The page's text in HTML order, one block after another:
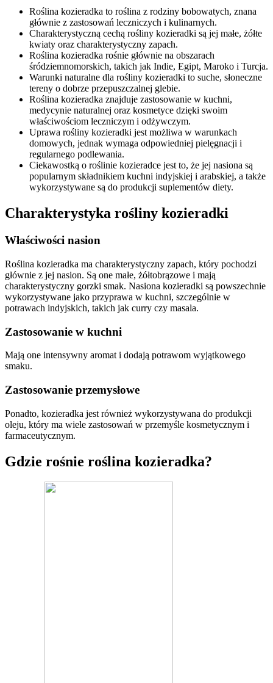
Roślina kozieradka to roślina z rodziny bobowatych, znana
głównie z zastosowań leczniczych i kulinarnych.
Charakterystyczną cechą rośliny kozieradki są jej małe, żółte
kwiaty oraz charakterystyczny zapach.
Roślina kozieradka rośnie głównie na obszarach
śródziemnomorskich, takich jak Indie, Egipt, Maroko i Turcja.
Warunki naturalne dla rośliny kozieradki to suche, słoneczne
tereny o dobrze przepuszczalnej glebie.
Roślina kozieradka znajduje zastosowanie w kuchni,
medycynie naturalnej oraz kosmetyce dzięki swoim
właściwościom leczniczym i odżywczym.
Uprawa rośliny kozieradki jest możliwa w warunkach
domowych, jednak wymaga odpowiedniej pielęgnacji i
regularnego podlewania.
Ciekawostką o roślinie kozieradce jest to, że jej nasiona są
popularnym składnikiem kuchni indyjskiej i arabskiej, a także
wykorzystywane są do produkcji suplementów diety.
Charakterystyka rośliny kozieradki
Właściwości nasion
Roślina kozieradka ma charakterystyczny zapach, który pochodzi
głównie z jej nasion. Są one małe, żółtobrązowe i mają
charakterystyczny gorzki smak. Nasiona kozieradki są powszechnie
wykorzystywane jako przyprawa w kuchni, szczególnie w
potrawach indyjskich, takich jak curry czy masala.
Zastosowanie w kuchni
Mają one intensywny aromat i dodają potrawom wyjątkowego
smaku.
Zastosowanie przemysłowe
Ponadto, kozieradka jest również wykorzystywana do produkcji
oleju, który ma wiele zastosowań w przemyśle kosmetycznym i
farmaceutycznym.
Gdzie rośnie roślina kozieradka?